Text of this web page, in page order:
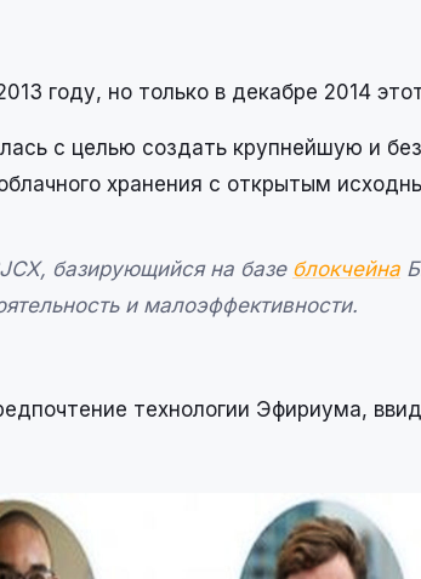
году, но только в декабре 2014
с целью создать крупнейшую и
хранения с открытым
базирующийся на базе блокчейна
и малоэффективности.
технологии Эфириума,